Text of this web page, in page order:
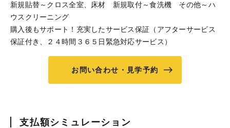
新規貼替～クロス全室、床材 新規取付～食洗機 その他～ハ
ウスクリーニング
購入後もサポート！充実したサービス保証（アフターサービス
保証付き、２４時間３６５日緊急対応サービス）
お問い合わせ・見学予約
支払額シミュレーション